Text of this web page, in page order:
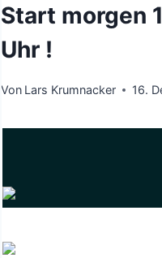
Start morgen
Uhr !
Von Lars Krumnacker 16.